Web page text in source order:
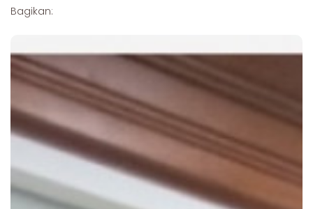
Bagikan: